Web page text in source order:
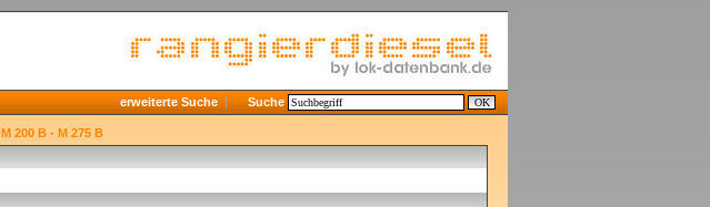
erweiterte Suche Suche
M 200 B - M 275 B